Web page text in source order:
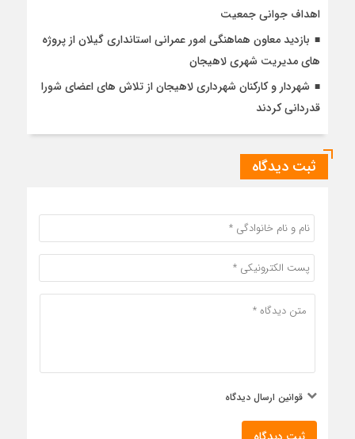
اهداف جوانی جمعیت
بازدید معاون هماهنگی امور عمرانی استانداری گیلان از پروژه
های مدیریت شهری لاهیجان
شهردار و کارکنان شهرداری لاهیجان از تلاش های اعضای شورا
قدردانی کردند
ثبت دیدگاه
قوانین ارسال دیدگاه